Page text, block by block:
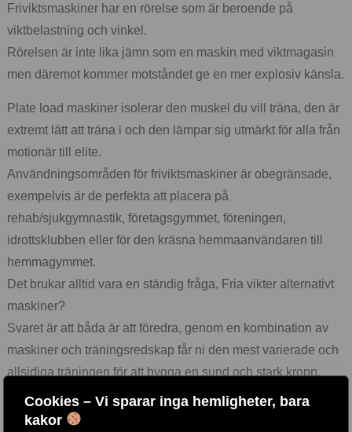
Cookies – Vi sparar inga hemligheter, bara
kakor
Friviktsmaskiner har en rörelse som är beroende på
viktbelastning och vinkel.
Rörelsen är inte lika jämn som en maskin med viktmagasin
men däremot kommer motståndet ge en mer explosiv känsla.
Plate load maskiner isolerar den muskel du vill träna, den är
extremt lätt att träna i och den lämpar sig utmärkt för alla från
motionär till elite.
Användningsområden för friviktsmaskiner är obegränsade,
exempelvis är de perfekta att placera på
rehab/sjukgymnastik, företagsgymmet, föreningen,
idrottsklubben eller för den kräsna hemmaanvändaren till
hemmagymmet.
Det brukar alltid vara en ständig fråga, Fria vikter alternativt
maskiner?
Svaret är att båda är att föredra, genom en kombination av
maskiner och träningsredskap får ni den mest varierade och
allsidiga träningen för att bygga en sund och stark kropp.
MÄRKEN